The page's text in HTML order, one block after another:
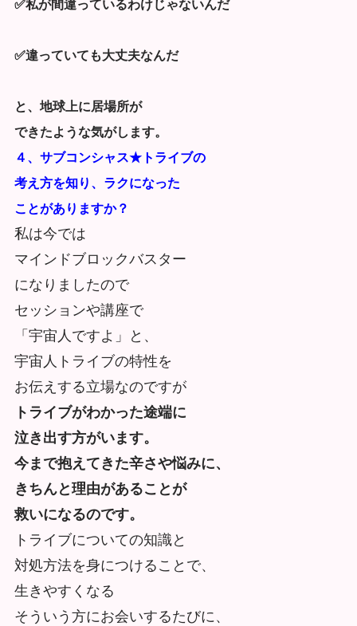
✅私が間違っているわけじゃないんだ
✅違っていても大丈夫なんだ
と、地球上に居場所が
できたような気がします。
４、サブコンシャス★トライブの
考え方を知り、ラクになった
ことがありますか？
私は今では
マインドブロックバスター
になりましたので
セッションや講座で
「宇宙人ですよ」と、
宇宙人トライブの特性を
お伝えする立場なのですが
トライブがわかった途端に
泣き出す方がいます。
今まで抱えてきた辛さや悩みに、
きちんと理由があることが
救いになるのです。
トライブについての知識と
対処方法を身につけることで、
生きやすくなる
そういう方にお会いするたびに、